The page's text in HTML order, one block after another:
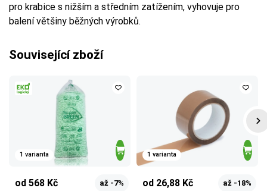
pro krabice s nižším a středním zatížením, vyhovuje pro
balení většiny běžných výrobků.
Související zboží
1 varianta
od 568 Kč až -7%
1 varianta
od 26,88 Kč až -18%